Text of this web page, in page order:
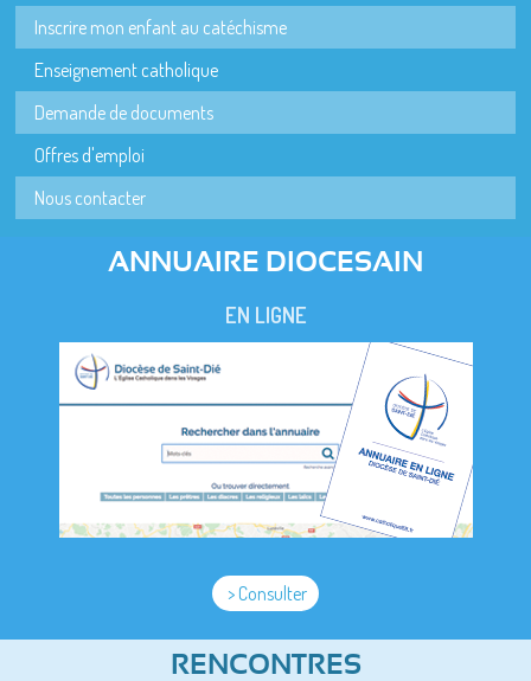
Inscrire mon enfant au catéchisme
Enseignement catholique
Demande de documents
Offres d'emploi
Nous contacter
ANNUAIRE DIOCESAIN
EN LIGNE
> Consulter
RENCONTRES